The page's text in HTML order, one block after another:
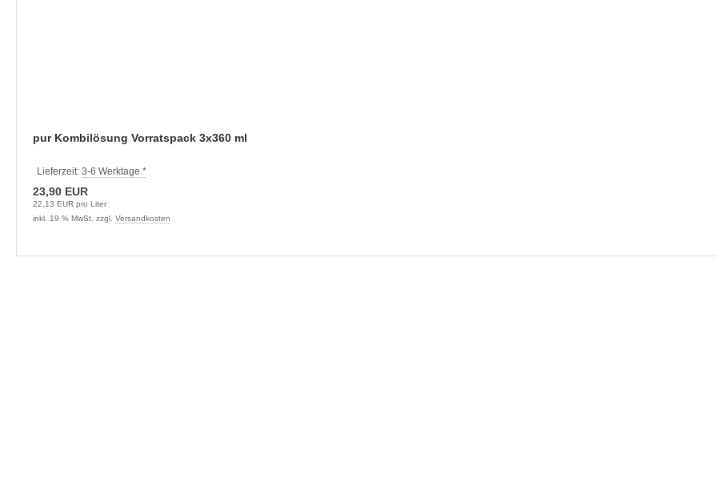
pur Kombilösung Vorratspack 3x360 ml
Lieferzeit: 3-6 Werktage *
23,90 EUR
22,13 EUR pro Liter
inkl. 19 % MwSt. zzgl. Versandkosten